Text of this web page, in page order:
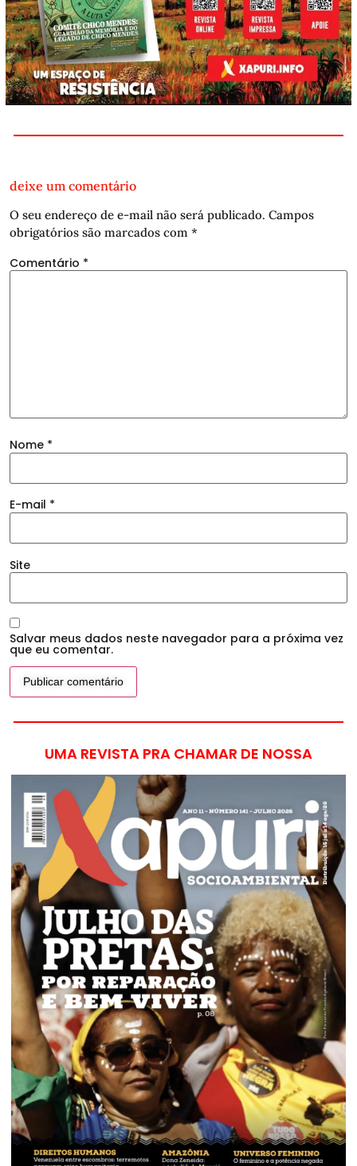
deixe um comentário
O seu endereço de e-mail não será publicado. Campos
obrigatórios são marcados com *
Comentário *
Nome *
E-mail *
Site
Salvar meus dados neste navegador para a próxima vez
que eu comentar.
UMA REVISTA PRA CHAMAR DE NOSSA